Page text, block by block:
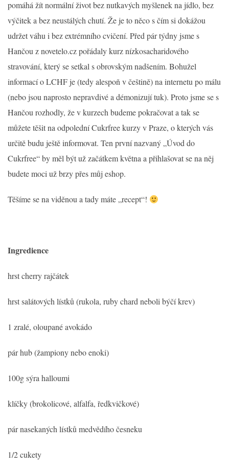
pomáhá žít normální život bez nutkavých myšlenek na jídlo, bez
výčitek a bez neustálých chutí. Že je to něco s čím si dokážou
udržet váhu i bez extrémního cvičení. Před pár týdny jsme s
Hančou z novetelo.cz pořádaly kurz nízkosacharidového
stravování, který se setkal s obrovským nadšením. Bohužel
informací o LCHF je (tedy alespoň v češtině) na internetu po málu
(nebo jsou naprosto nepravdivé a démonizují tuk). Proto jsme se s
Hančou rozhodly, že v kurzech budeme pokračovat a tak se
můžete těšit na odpolední Cukrfree kurzy v Praze, o kterých vás
určitě budu ještě informovat. Ten první nazvaný „Úvod do
Cukrfree“ by měl být už začátkem května a přihlašovat se na něj
budete moci už brzy přes můj eshop.
Těšíme se na viděnou a tady máte „recept“!
Ingredience
hrst cherry rajčátek
hrst salátových lístků (rukola, ruby chard neboli býčí krev)
1 zralé, oloupané avokádo
pár hub (žampiony nebo enoki)
100g sýra halloumi
klíčky (brokolicové, alfalfa, ředkvičkové)
pár nasekaných lístků medvědího česneku
1/2 cukety